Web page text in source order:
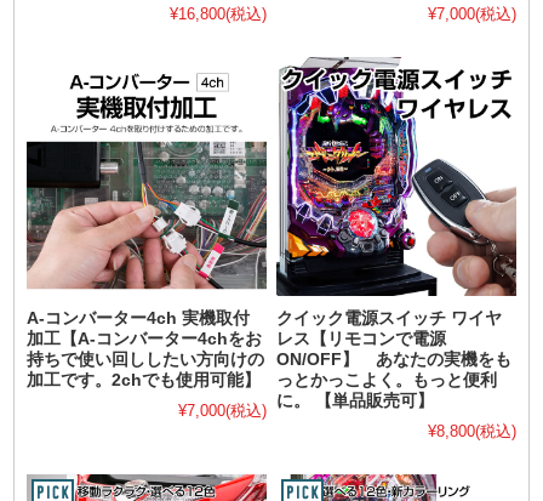
¥16,800(税込)
¥7,000(税込)
A-コンバーター4ch 実機取付
加工【A-コンバーター4chをお
持ちで使い回ししたい方向けの
加工です。2chでも使用可能】
¥7,000(税込)
クイック電源スイッチ ワイヤ
レス【リモコンで電源
ON/OFF】 あなたの実機をも
っとかっこよく。もっと便利
に。 【単品販売可】
¥8,800(税込)